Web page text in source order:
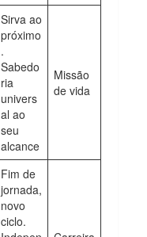
Sirva ao
próximo
.
Sabedo
ria
univers
al ao
seu
alcance
Missão
de vida
Fim de
jornada,
novo
ciclo.